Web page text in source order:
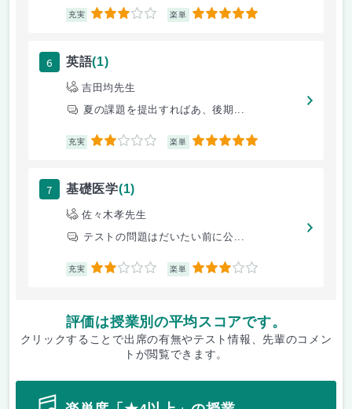
充実 3 楽単 5
6 英語(1)
吉田均先生
夏の課題を提出すればあ、後期...
充実 2 楽単 5
7 基礎医学(1)
佐々木孝先生
テストの問題はだいたい前に公...
充実 2 楽単 3
評価は授業別の平均スコアです。
クリックすることで出席の有無やテスト情報、先輩のコメン
トが閲覧できます。